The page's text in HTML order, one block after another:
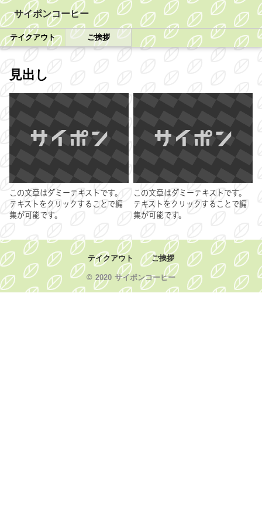
サイポンコーヒー
テイクアウト ご挨拶
見出し
この文章はダミーテキストです。
テキストをクリックすることで編
集が可能です。
この文章はダミーテキストです。
テキストをクリックすることで編
集が可能です。
テイクアウト ご挨拶
© 2020 サイポンコーヒー